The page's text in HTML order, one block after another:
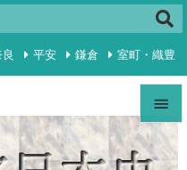


Menu
平安 鎌倉 室町・織豊
RSS